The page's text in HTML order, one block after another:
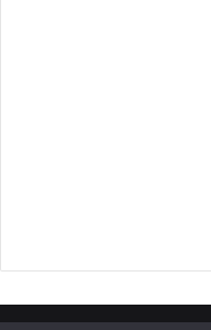
בשל מגפת הקורונה,